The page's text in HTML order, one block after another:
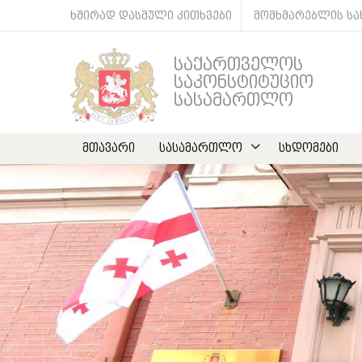
ხშირად დასმული კითხვები მომხმარებლის
საქართველოს
საკონსტიტუციო
სასამართლო
მთავარი სასამართლო სხდომები